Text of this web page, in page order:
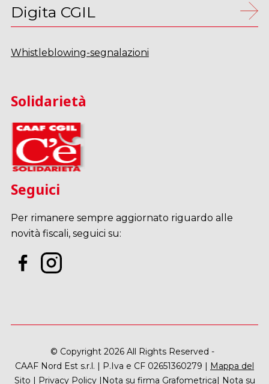
Digita CGIL
Whistleblowing-segnalazioni
Solidarietà
Seguici
Per rimanere sempre aggiornato riguardo alle
novità fiscali, seguici su:
© Copyright 2026 All Rights Reserved -
CAAF Nord Est s.r.l. | P.Iva e CF 02651360279 | Mappa del
Sito | Privacy Policy| Nota su firma Grafometrica| Nota su